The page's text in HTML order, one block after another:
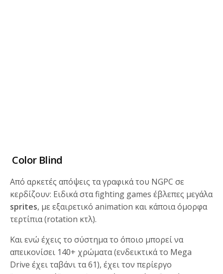
Color Blind
Από αρκετές απόψεις τα γραφικά του NGPC σε
κερδίζουν: Ειδικά στα fighting games έβλεπες μεγάλα
sprites, με εξαιρετικό animation και κάποια όμορφα
τερτίπια (rotation κτλ).
Και ενώ έχεις το σύστημα το όποιο μπορεί να
απεικονίσει 140+ χρώματα (ενδεικτικά το Mega
Drive έχει ταβάνι τα 61), έχει τον περίεργο